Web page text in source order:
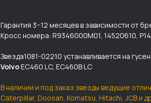
Гарантия 3−12 месяцев в зависимости от
Кросс номера: R9346000M01, 14520610,
Звезда1081-02210 устанавливается на
VolvoEC460 LC, EC460B LC
В наличии и под заказ звезды ведущие
Caterpillar, Doosan, Komatsu, Hitachi, JCB и